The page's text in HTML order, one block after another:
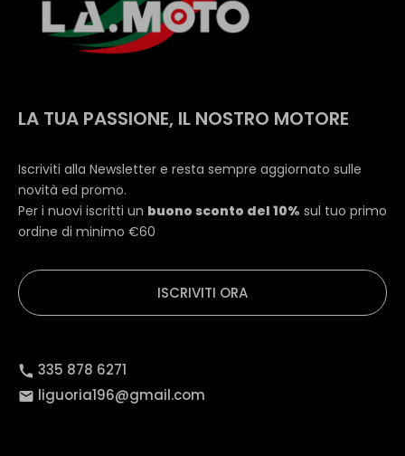
LA TUA PASSIONE, IL NOSTRO MOTORE
Iscriviti alla Newsletter e resta sempre aggiornato sulle
novità ed promo.
Per i nuovi iscritti un buono sconto del 10% sul tuo primo
ordine di minimo €60
ISCRIVITI ORA
335 878 6271
liguoria196@gmail.com